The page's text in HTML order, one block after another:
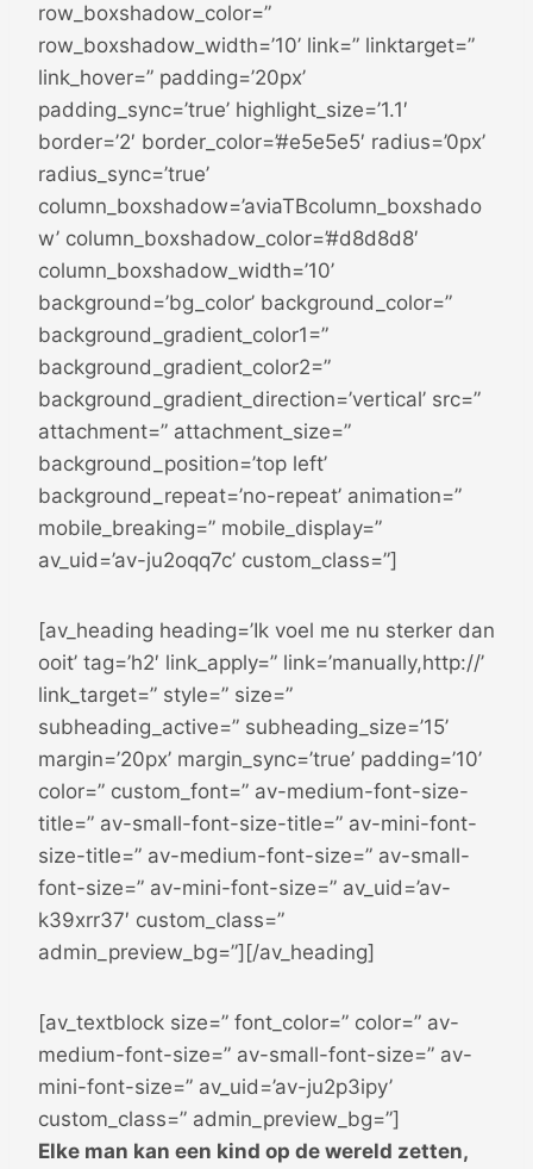
row_boxshadow_color=”
row_boxshadow_width=’10’ link=” linktarget=”
link_hover=” padding=’20px’
padding_sync=’true’ highlight_size=’1.1′
border=’2′ border_color=’#e5e5e5′ radius=’0px’
radius_sync=’true’
column_boxshadow=’aviaTBcolumn_boxshado
w’ column_boxshadow_color=’#d8d8d8′
column_boxshadow_width=’10’
background=’bg_color’ background_color=”
background_gradient_color1=”
background_gradient_color2=”
background_gradient_direction=’vertical’ src=”
attachment=” attachment_size=”
background_position=’top left’
background_repeat=’no-repeat’ animation=”
mobile_breaking=” mobile_display=”
av_uid=’av-ju2oqq7c’ custom_class=”]
[av_heading heading=’Ik voel me nu sterker dan
ooit’ tag=’h2′ link_apply=” link=’manually,http://’
link_target=” style=” size=”
subheading_active=” subheading_size=’15’
margin=’20px’ margin_sync=’true’ padding=’10’
color=” custom_font=” av-medium-font-size-
title=” av-small-font-size-title=” av-mini-font-
size-title=” av-medium-font-size=” av-small-
font-size=” av-mini-font-size=” av_uid=’av-
k39xrr37′ custom_class=”
admin_preview_bg=”][/av_heading]
[av_textblock size=” font_color=” color=” av-
medium-font-size=” av-small-font-size=” av-
mini-font-size=” av_uid=’av-ju2p3ipy’
custom_class=” admin_preview_bg=”]
Elke man kan een kind op de wereld zetten,